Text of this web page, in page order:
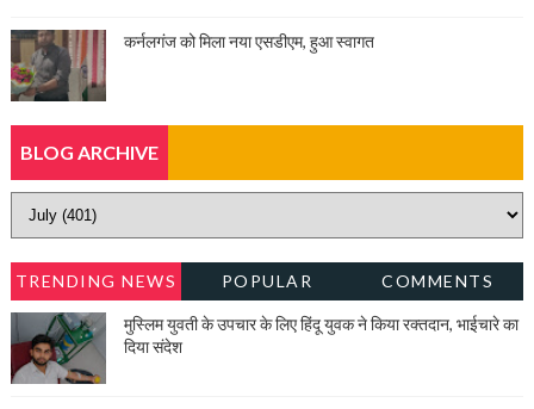
कर्नलगंज को मिला नया एसडीएम, हुआ स्वागत
BLOG ARCHIVE
TRENDING NEWS POPULAR COMMENTS
मुस्लिम युवती के उपचार के लिए हिंदू युवक ने किया रक्तदान, भाईचारे का
दिया संदेश